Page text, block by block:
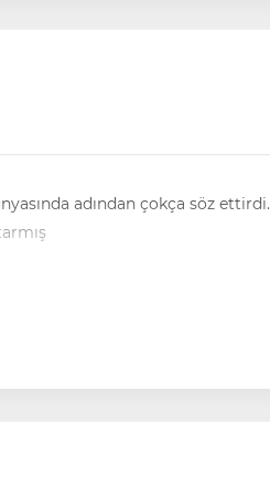
Daha önce de Berlin’den ‘Kurtuluş’la